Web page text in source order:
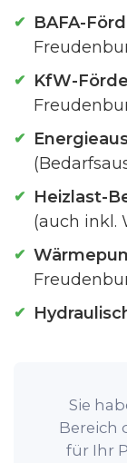
BAFA-
KfW-
Heizlast-
(auch inkl.
Sie
Bereich
für Ihr